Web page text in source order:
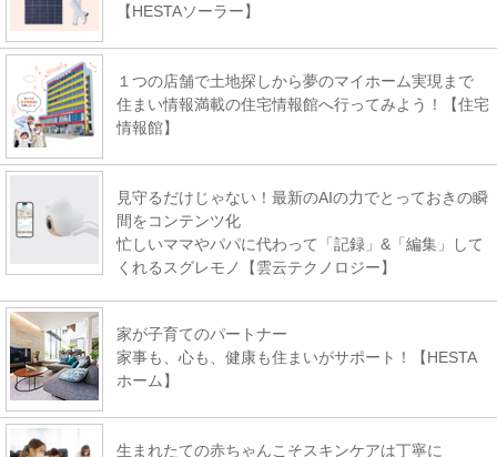
【HESTAソーラー】
１つの店舗で土地探しから夢のマイホーム実現まで
住まい情報満載の住宅情報館へ行ってみよう！【住宅
情報館】
見守るだけじゃない！最新のAIの力でとっておきの瞬
間をコンテンツ化
忙しいママやパパに代わって「記録」&「編集」して
くれるスグレモノ【雲云テクノロジー】
家が子育てのパートナー
家事も、心も、健康も住まいがサポート！【HESTA
ホーム】
生まれたての赤ちゃんこそスキンケアは丁寧に